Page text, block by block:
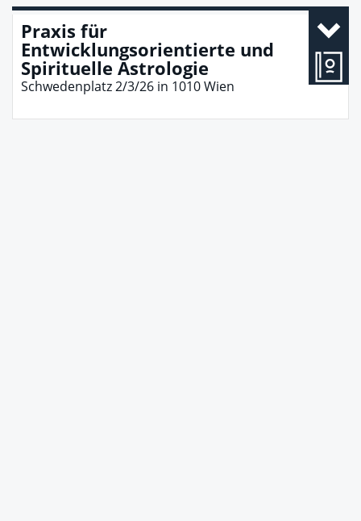
Praxis für
Entwicklungsorientierte und
Spirituelle Astrologie
Schwedenplatz 2/3/26 in 1010Wien